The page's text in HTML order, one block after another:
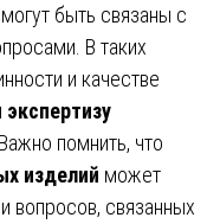
быть связаны с
В таких
и качестве
экспертизу
. Важно помнить, что
изделий может
вопросов, связанных